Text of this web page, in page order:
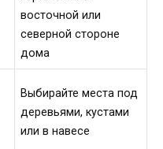
восточной или
северной стороне
дома
Выбирайте места под
деревьями, кустами
или в навесе